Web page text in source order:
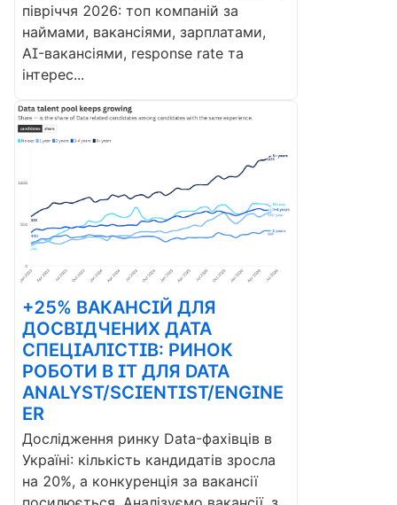
півріччя 2026: топ компаній за
наймами, вакансіями, зарплатами,
AI-вакансіями, response rate та
інтерес...
+25% ВАКАНСІЙ ДЛЯ
ДОСВІДЧЕНИХ ДАТА
СПЕЦІАЛІСТІВ: РИНОК
РОБОТИ В ІТ ДЛЯ DATA
ANALYST/SCIENTIST/ENGINE
ER
Дослідження ринку Data-фахівців в
Україні: кількість кандидатів зросла
на 20%, а конкуренція за вакансії